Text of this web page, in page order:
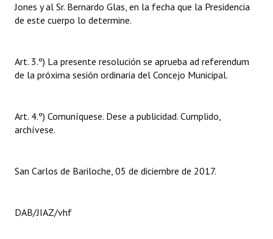
Antiguos Pobladores - Registro
Bariloche, Municipio intercultural
REFORMA DE LA CARTA ORGÁNICA
Jones y al Sr. Bernardo Glas, en la fecha que la Presidencia
de este cuerpo lo determine.
Art. 3.º) La presente resolución se aprueba ad referendum
de la próxima sesión ordinaria del Concejo Municipal.
Art. 4.º) Comuníquese. Dese a publicidad. Cumplido,
archívese.
San Carlos de Bariloche, 05 de diciembre de 2017.
DAB/JIAZ/vhf